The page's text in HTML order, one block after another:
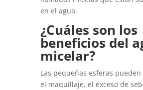
en el agua.
¿Cuáles son los
beneficios del
micelar?
Las pequeñas esferas
el maquillaje, el exceso de